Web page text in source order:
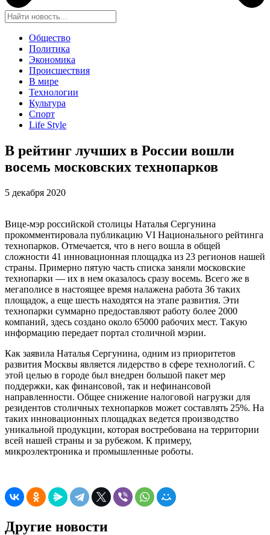
Общество
Политика
Экономика
Происшествия
В мире
Технологии
Культура
Спорт
Life Style
В рейтинг лучших в России вошли
восемь московских технопарков
5 декабря 2020
Вице-мэр российской столицы Наталья Сергунина
прокомментировала публикацию VI Национального рейтинга
технопарков. Отмечается, что в него вошла в общей
сложности 41 инновационная площадка из 23 регионов нашей
страны. Примерно пятую часть списка заняли московские
технопарки — их в нем оказалось сразу восемь. Всего же в
мегаполисе в настоящее время налажена работа 36 таких
площадок, а еще шесть находятся на этапе развития. Эти
технопарки суммарно предоставляют работу более 2000
компаний, здесь создано около 65000 рабочих мест. Такую
информацию передает портал столичной мэрии.
Как заявила Наталья Сергунина, одним из приоритетов
развития Москвы является лидерство в сфере технологий. С
этой целью в городе был внедрен большой пакет мер
поддержки, как финансовой, так и нефинансовой
направленности. Общее снижение налоговой нагрузки для
резидентов столичных технопарков может составлять 25%. На
таких инновационных площадках ведется производство
уникальной продукции, которая востребована на территории
всей нашей страны и за рубежом. К примеру,
микроэлектроника и промышленные роботы.
Другие новости